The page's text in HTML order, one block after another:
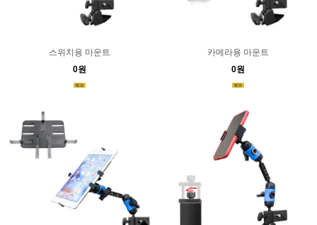
스위치용 마운트
0원
카메라용 마운트
0원